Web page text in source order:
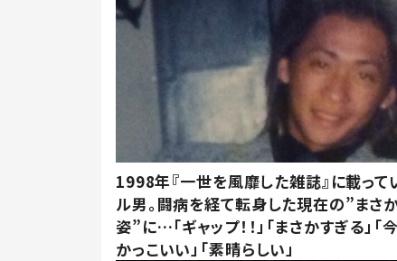
1998年『一世を風靡した雑誌』に載って
ル男。闘病を経て転身した現在の”まさ
姿”に…「ギャップ！！」「まさかすぎる」「
かっこいい」「素晴らしい」